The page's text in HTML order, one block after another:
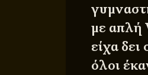
με απλή
είχα
όλοι